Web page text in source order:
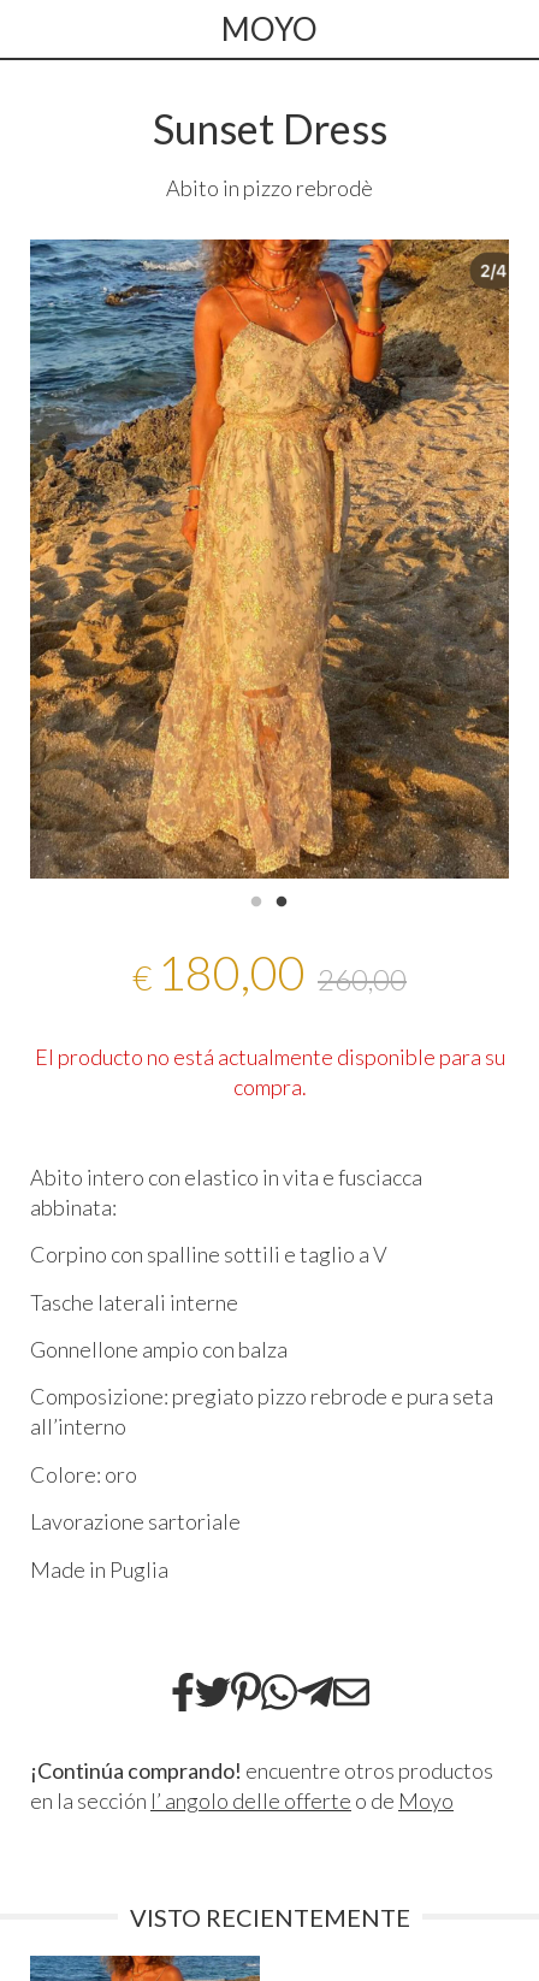
MOYO
Sunset Dress
Abito in pizzo rebrodè
€ 180,00 260,00
El producto no está actualmente disponible para su
compra.
Abito intero con elastico in vita e fusciacca
abbinata:
Corpino con spalline sottili e taglio a V
Tasche laterali interne
Gonnellone ampio con balza
Composizione: pregiato pizzo rebrode e pura seta
all’interno
Colore: oro
Lavorazione sartoriale
Made in Puglia
¡Continúa comprando! encuentre otros productos
en la sección l’ angolo delle offerte o de Moyo
VISTO RECIENTEMENTE